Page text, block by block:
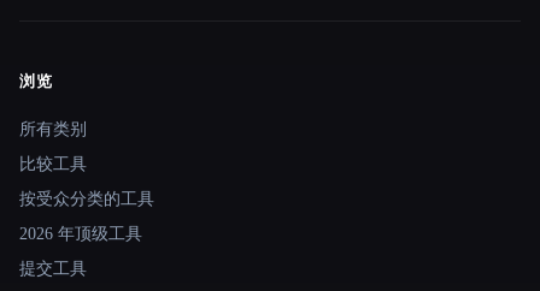
Site navigation
浏览
所有类别
比较工具
按受众分类的工具
2026 年顶级工具
提交工具